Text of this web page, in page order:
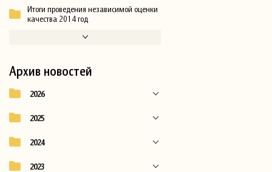
Итоги проведения независимой оценки
качества 2014 год
Архив новостей
2026
2025
2024
2023